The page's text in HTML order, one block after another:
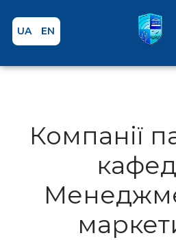
UA EN
Компанії